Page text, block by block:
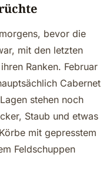
bevor die
mit den letzten
Ranken. Februar
Cabernet
stehen noch
Staub und etwas
mit gepresstem
Feldschuppen